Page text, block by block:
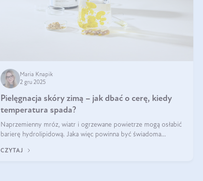
Maria Knapik
2 gru 2025
Pielęgnacja skóry zimą – jak dbać o cerę, kiedy
temperatura spada?
Naprzemienny mróz, wiatr i ogrzewane powietrze mogą osłabić
barierę hydrolipidową. Jaka więc powinna być świadoma
CZYTAJ